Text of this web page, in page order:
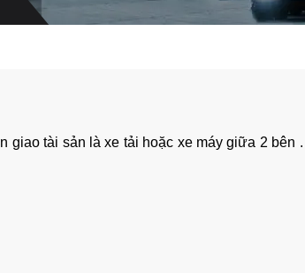
tài sản là xe tải hoặc xe máy giữa 2 bên